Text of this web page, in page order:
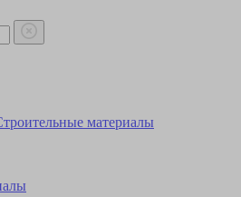
материалы